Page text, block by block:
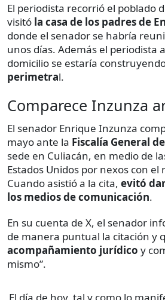
El periodista recorrió el poblado
visitó la casa de los padres de
donde el senador se habría
unos días. Además el periodista
domicilio se estaría
perimetral.
Comparece Inzunza
El senador Enrique Inzunza
mayo ante la Fiscalía General
sede en Culiacán, en medio de
Estados Unidos por nexos con el
Cuando asistió a la cita, evitó
los medios de comunicación.
En su cuenta de X, el senador
de manera puntual la citación y
acompañamiento jurídico y
mismo”.
El día de hoy, tal y como lo